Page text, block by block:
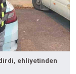
ehliyetinden